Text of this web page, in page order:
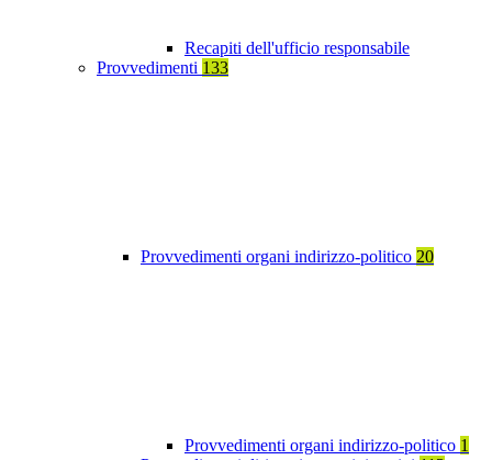
Recapiti dell'ufficio responsabile
Provvedimenti 133
Provvedimenti organi indirizzo-politico 20
Provvedimenti organi indirizzo-politico 1